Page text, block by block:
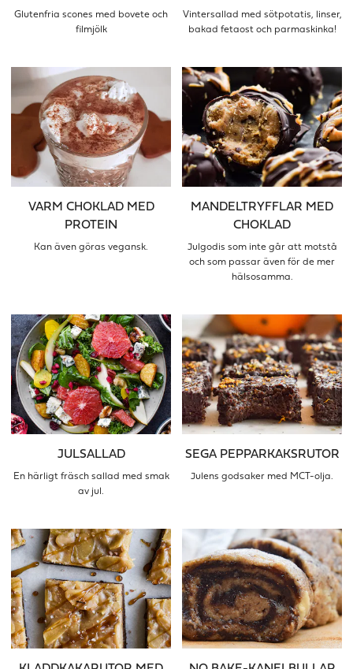
Glutenfria scones med bovete och
filmjölk
Vintersallad med sötpotatis, linser,
bakad fetaost och parmaskinka!
VARM CHOKLAD MED
PROTEIN
Kan även göras vegansk.
MANDELTRYFFLAR MED
CHOKLAD
Julgodis som inte går att motstå
och som passar även för de mer
hälsosamma.
JULSALLAD
En härligt fräsch sallad med smak
av jul.
SEGA PEPPARKAKSRUTOR
Julens godsaker med MCT-olja.